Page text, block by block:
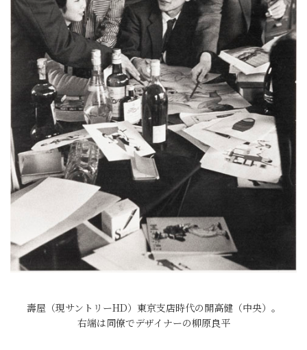
壽屋（現サントリーHD）東京支店時代の開高健（中央）。
右端は同僚でデザイナーの柳原良平